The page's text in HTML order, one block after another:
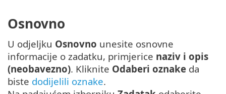
Osnovno
U odjeljku Osnovno unesite osnovne
informacije o zadatku, primjerice naziv i opis
(neobavezno). Kliknite Odaberi oznake da
biste dodijelili oznake.